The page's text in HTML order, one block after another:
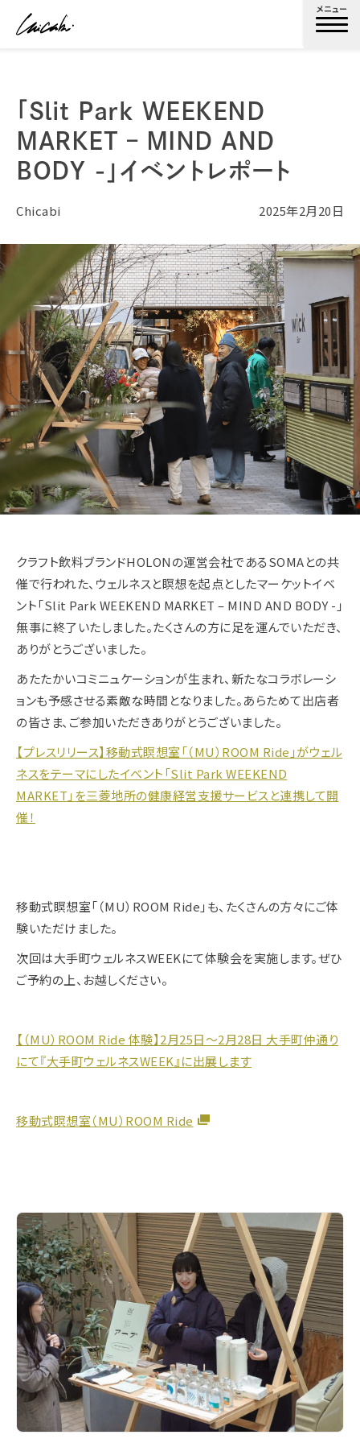
メニュー
「Slit Park WEEKEND
MARKET – MIND AND
BODY -」イベントレポート
Chicabi 2025年2月20日
クラフト飲料ブランドHOLONの運営会社であるSOMAとの共
催で行われた、ウェルネスと瞑想を起点としたマーケットイベ
ント「Slit Park WEEKEND MARKET – MIND AND BODY -」
無事に終了いたしました。たくさんの方に足を運んでいただき、
ありがとうございました。
あたたかいコミニュケーションが生まれ、新たなコラボレーシ
ョンも予感させる素敵な時間となりました。あらためて出店者
の皆さま、ご参加いただきありがとうございました。
【プレスリリース】移動式瞑想室「（MU）ROOM Ride」がウェル
ネスをテーマにしたイベント「Slit Park WEEKEND
MARKET」を三菱地所の健康経営支援サービスと連携して開
催！
移動式瞑想室「（MU）ROOM Ride」も、たくさんの方々にご体
験いただけました。
次回は大手町ウェルネスWEEKにて体験会を実施します。ぜひ
ご予約の上、お越しください。
【（MU）ROOM Ride 体験】2月25日～2月28日 大手町仲通り
にて『大手町ウェルネスWEEK』に出展します
移動式瞑想室（MU）ROOM Ride